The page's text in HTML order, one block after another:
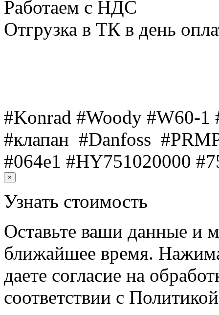
Работаем с НДС
Отгрузка в ТК в день
#Konrad #Woody #W60-1
#клапан #Danfoss
#064е1 #HY751020000
×
Узнать стоимость
Оставьте ваши данные и
ближайшее время.
даете согласие на
соответствии с